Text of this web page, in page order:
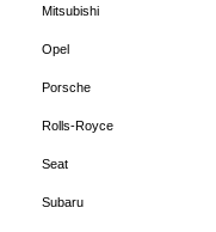
Mitsubishi
Opel
Porsche
Rolls-Royce
Seat
Subaru